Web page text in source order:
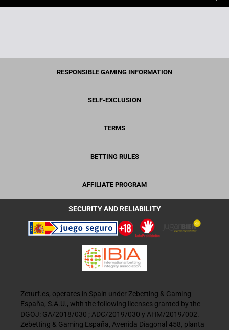
RESPONSIBLE GAMING INFORMATION
SELF-EXCLUSION
TERMS
BETTING RULES
AFFILIATE PROGRAM
SECURITY AND RELIABILITY
Zeturf.es, operates in Spain under Zebetting & Gaming
España, S.A.U., with the following licenses granted by the
DGOJ: GA/2018/030 ; ADC/2019/030 y AHM/2019/002.
Zebetting & Gaming España, Avenida Diagonal 458, planta